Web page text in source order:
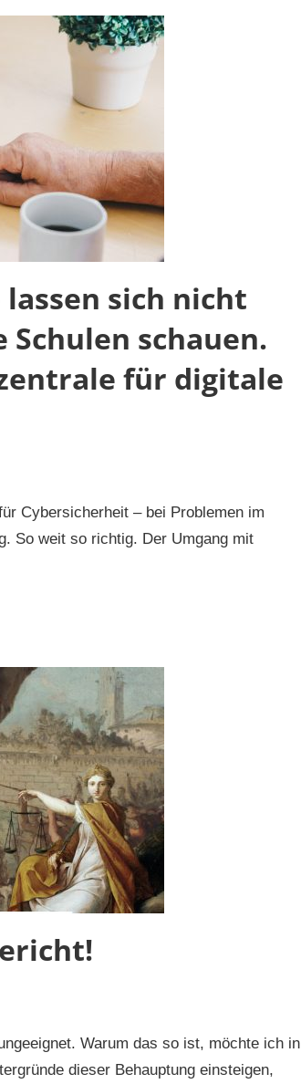
sich nicht
schauen.
für digitale
Cybersicherheit – bei Problemen im
So weit so richtig. Der Umgang mit
Warum das so ist, möchte ich in
dieser Behauptung einsteigen,